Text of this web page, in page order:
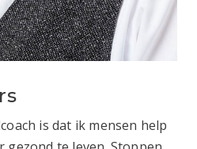
is dat ik mensen help